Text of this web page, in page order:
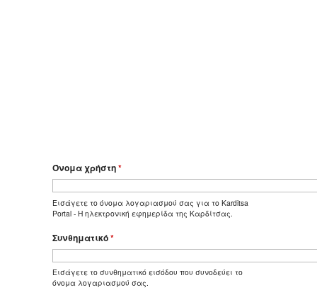
Όνομα χρήστη*
Εισάγετε το όνομα λογαριασμού σας για το Karditsa
Portal - Η ηλεκτρονική εφημερίδα της Καρδίτσας.
Συνθηματικό*
Εισάγετε το συνθηματικό εισόδου που συνοδεύει το
όνομα λογαριασμού σας.